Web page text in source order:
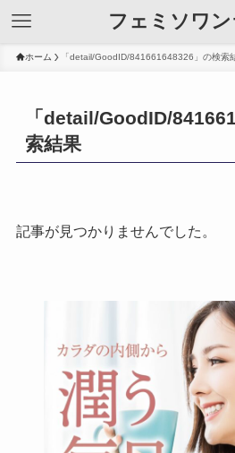
フェミソワ
ホーム 「detail/GoodID/841661648326」の検索
「detail/GoodID/
索結果
記事が見つかりませんでした。